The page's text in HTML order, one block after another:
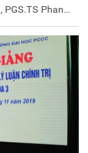
Phan
CAND chủ trì